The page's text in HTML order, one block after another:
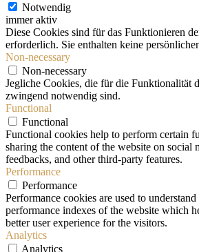
Notwendig
immer aktiv
Diese Cookies sind für das Funktionieren
erforderlich. Sie enthalten keine
Non-necessary
Non-necessary
Jegliche Cookies, die für die Funktionalität
zwingend notwendig sind.
Functional
Functional
Functional cookies help to perform certain
sharing the content of the website on social
feedbacks, and other third-party features.
Performance
Performance
Performance cookies are used to
performance indexes of the website which
better user experience for the visitors.
Analytics
Analytics